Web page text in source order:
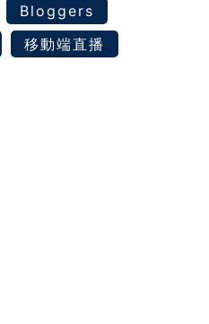
Bloggers
移動端直播